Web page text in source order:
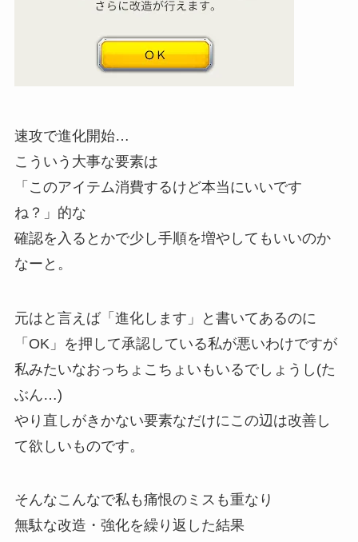
速攻で進化開始…
こういう大事な要素は
「このアイテム消費するけど本当にいいです
ね？」的な
確認を入るとかで少し手順を増やしてもいいのか
なーと。
元はと言えば「進化します」と書いてあるのに
「OK」を押して承認している私が悪いわけですが
私みたいなおっちょこちょいもいるでしょうし(た
ぶん…)
やり直しがきかない要素なだけにこの辺は改善し
て欲しいものです。
そんなこんなで私も痛恨のミスも重なり
無駄な改造・強化を繰り返した結果